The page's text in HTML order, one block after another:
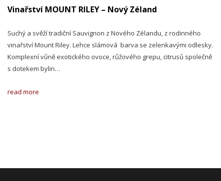
Vinařství MOUNT RILEY – Nový Zéland
Suchý a svěží tradiční Sauvignon z Nového Zélandu, z rodinného
vinařství Mount Riley. Lehce slámová barva se zelenkavými odlesky.
Komplexní vůně exotického ovoce, růžového grepu, citrusů společně
s dotekem bylin…
read more